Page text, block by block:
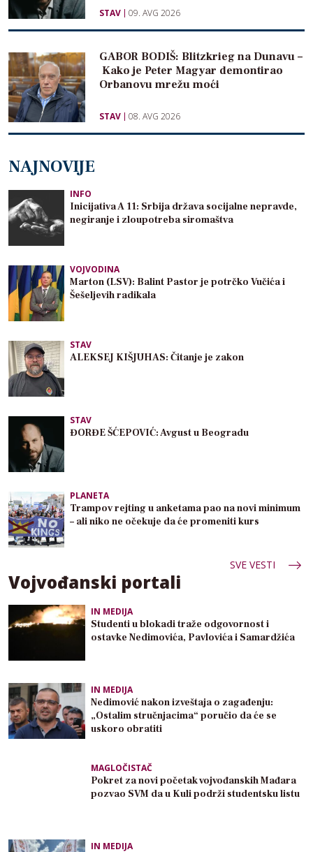
STAV 09. AVG 2026
GABOR BODIŠ: Blitzkrieg na Dunavu –
Kako je Peter Magyar demontirao
Orbanovu mrežu moći
STAV 08. AVG 2026
NAJNOVIJE
INFO
Inicijativa A 11: Srbija država socijalne nepravde,
negiranje i zloupotreba siromaštva
VOJVODINA
Marton (LSV): Balint Pastor je potrčko Vučića i
Šešeljevih radikala
STAV
ALEKSEJ KIŠJUHAS: Čitanje je zakon
STAV
ĐORĐE ŠĆEPOVIĆ: Avgust u Beogradu
PLANETA
Trampov rejting u anketama pao na novi minimum
– ali niko ne očekuje da će promeniti kurs
SVE VESTI
Vojvođanski portali
IN MEDIJA
Studenti u blokadi traže odgovornost i
ostavke Nedimovića, Pavlovića i Samardžića
IN MEDIJA
Nedimović nakon izveštaja o zagađenju:
„Ostalim stručnjacima“ poručio da će se
uskoro obratiti
MAGLOČISTAČ
Pokret za novi početak vojvođanskih Mađara
pozvao SVM da u Kuli podrži studentsku listu
IN MEDIJA